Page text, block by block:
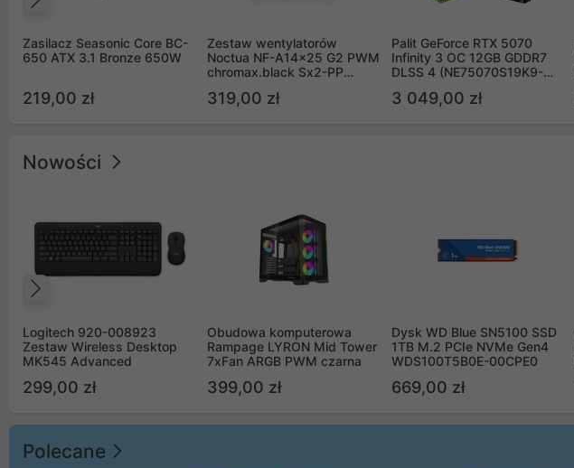
Zasilacz Seasonic Core BC-
650 ATX 3.1 Bronze 650W
219,00 zł
Zestaw wentylatorów
Noctua NF-A14x25 G2 PWM
chromax.black Sx2-PP
(2szt)
319,00 zł
Palit GeForce RTX 5070
Infinity 3 OC 12GB GDDR7
DLSS 4 (NE75070S19K9-
3 049,00 zł
Nowości
Logitech 920-008923
Zestaw Wireless Desktop
MK545 Advanced
299,00 zł
Obudowa komputerowa
Rampage LYRON Mid Tower
7xFan ARGB PWM czarna
399,00 zł
Dysk WD Blue SN5100 SSD
1TB M.2 PCIe NVMe Gen4
WDS100T5B0E-00CPE0
669,00 zł
Polecane